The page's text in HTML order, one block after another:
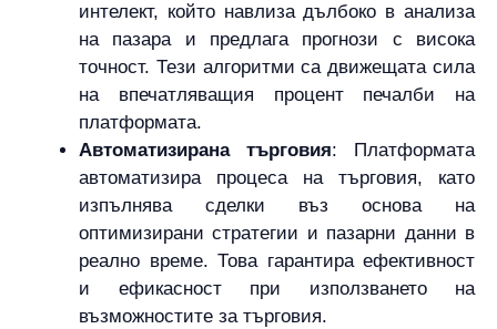
интелект, който навлиза дълбоко в анализа
на пазара и предлага прогнози с висока
точност. Тези алгоритми са движещата сила
на впечатляващия процент печалби на
платформата.
Автоматизирана търговия: Платформата
автоматизира процеса на търговия, като
изпълнява сделки въз основа на
оптимизирани стратегии и пазарни данни в
реално време. Това гарантира ефективност
и ефикасност при използването на
възможностите за търговия.